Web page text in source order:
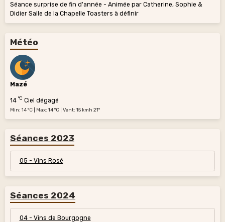
Séance surprise de fin d'année - Animée par Catherine, Sophie &
Didier Salle de la Chapelle Toasters à définir
Météo
Mazé
14 °C Ciel dégagé
Min: 14 °C | Max: 14 °C | Vent: 15 kmh 21°
Séances 2023
05 - Vins Rosé
Séances 2024
04 - Vins de Bourgogne